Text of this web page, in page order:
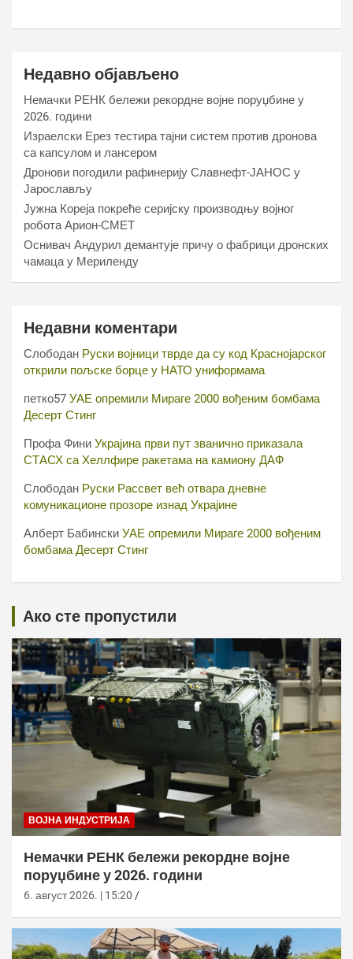
Недавно објављено
Немачки РЕНК бележи рекордне војне поруџбине у
2026. години
Израелски Ерез тестира тајни систем против дронова
са капсулом и лансером
Дронови погодили рафинерију Славнефт-ЈАНОС у
Јарослављу
Јужна Кореја покреће серијску производњу војног
робота Арион-СМЕТ
Оснивач Андурил демантује причу о фабрици дронских
чамаца у Мериленду
Недавни коментари
Слободан Руски војници тврде да су код Краснојарског
открили пољске борце у НАТО униформама
петко57 УАЕ опремили Мираге 2000 вођеним бомбама
Десерт Стинг
Профа Фини Украјина први пут званично приказала
СТАСХ са Хеллфире ракетама на камиону ДАФ
Слободан Руски Рассвет већ отвара дневне
комуникационе прозоре изнад Украјине
Алберт Бабински УАЕ опремили Мираге 2000 вођеним
бомбама Десерт Стинг
Ако сте пропустили
ВОЈНА ИНДУСТРИЈА
Немачки РЕНК бележи рекордне војне
поруџбине у 2026. години
6. август 2026. | 15:20